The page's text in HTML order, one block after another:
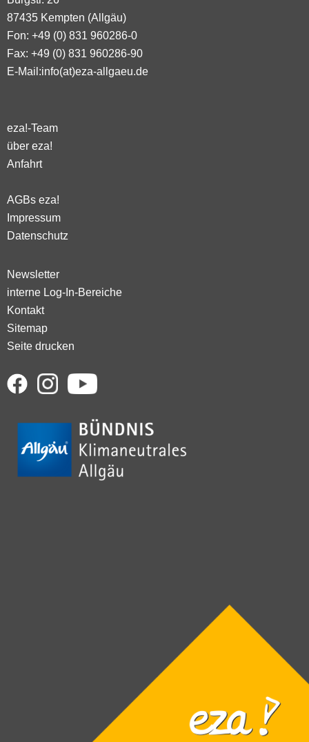
87435 Kempten (Allgäu)
Fon: +49 (0) 831 960286-0
Fax: +49 (0) 831 960286-90
E-Mail:info(at)eza-allgaeu.de
eza!-Team
über eza!
Anfahrt
AGBs eza!
Impressum
Datenschutz
Newsletter
interne Log-In-Bereiche
Kontakt
Sitemap
Seite drucken